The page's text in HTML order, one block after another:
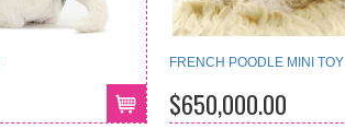
FRENCH POODLE MINI TOY
$650,000.00